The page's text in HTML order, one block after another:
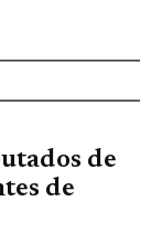
de
de